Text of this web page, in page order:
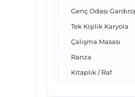
Tek Kişilik Karyola
Çalışma Masası
Ranza
Kitaplık / Raf